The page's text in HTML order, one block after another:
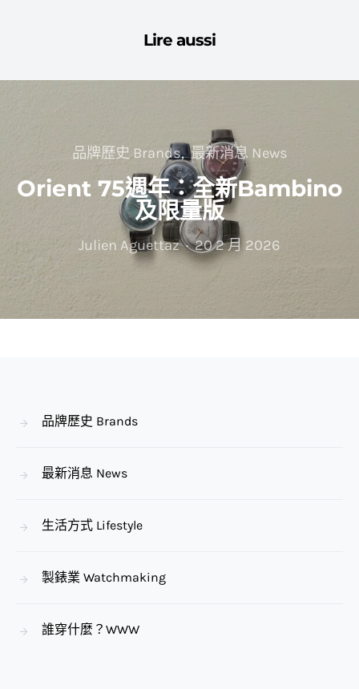
Lire aussi
品牌歷史 Brands 最新消息 News
Orient 75週年：全新Bambino
及限量版
Julien Aguettaz 20 2 月 2026
品牌歷史 Brands
最新消息 News
生活方式 Lifestyle
製錶業 Watchmaking
誰穿什麼？WWW